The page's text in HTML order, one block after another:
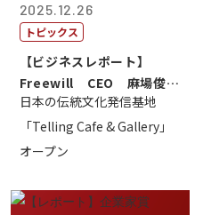
2025.12.26
トピックス
【ビジネスレポート】
Freewill CEO 麻場俊行
氏
日本の伝統文化発信基地
「Telling Cafe & Gallery」
オープン